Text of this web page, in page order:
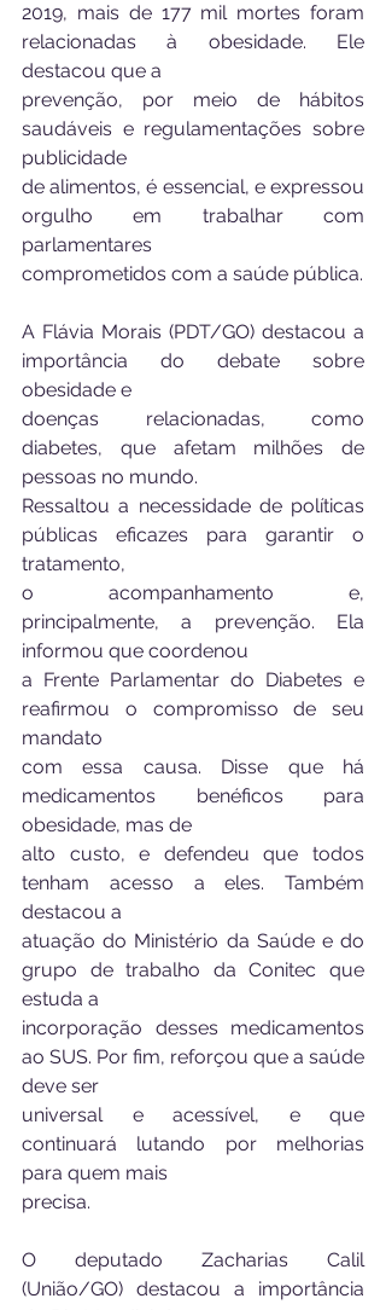
2019, mais de 177 mil mortes foram
relacionadas à obesidade. Ele
destacou que a
prevenção, por meio de hábitos
saudáveis e regulamentações sobre
publicidade
de alimentos, é essencial, e expressou
orgulho em trabalhar com
parlamentares
comprometidos com a saúde pública.
A Flávia Morais (PDT/GO) destacou a
importância do debate sobre
obesidade e
doenças relacionadas, como
diabetes, que afetam milhões de
pessoas no mundo.
Ressaltou a necessidade de políticas
públicas eficazes para garantir o
tratamento,
o acompanhamento e,
principalmente, a prevenção. Ela
informou que coordenou
a Frente Parlamentar do Diabetes e
reafirmou o compromisso de seu
mandato
com essa causa. Disse que há
medicamentos benéficos para
obesidade, mas de
alto custo, e defendeu que todos
tenham acesso a eles. Também
destacou a
atuação do Ministério da Saúde e do
grupo de trabalho da Conitec que
estuda a
incorporação desses medicamentos
ao SUS. Por fim, reforçou que a saúde
deve ser
universal e acessível, e que
continuará lutando por melhorias
para quem mais
precisa.
O deputado Zacharias Calil
(União/GO) destacou a importância